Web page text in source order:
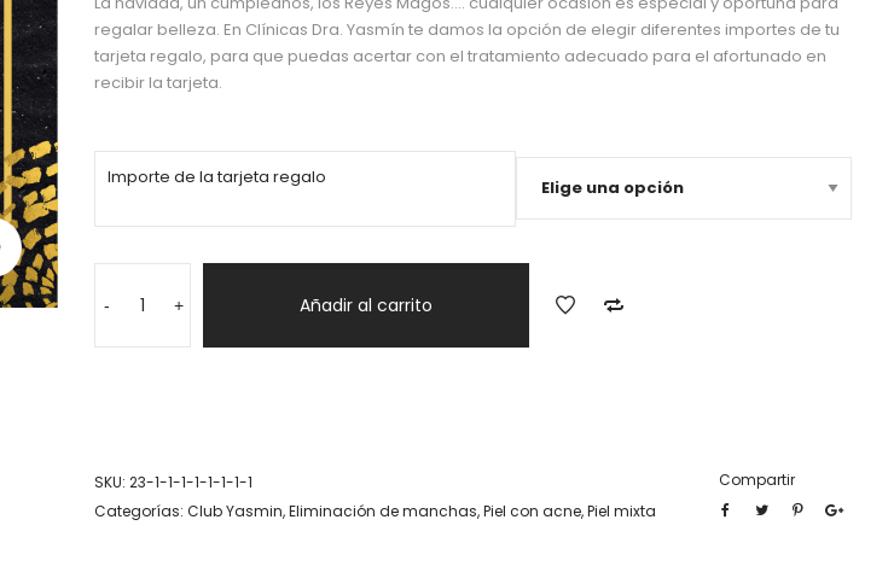
regalar belleza. En Clínicas Dra. Yasmín te damos la opción de elegir diferentes importes de tu
tarjeta regalo, para que puedas acertar con el tratamiento adecuado para el afortunado en
recibir la tarjeta.
Importe de la tarjeta regalo
-REGALO
+ Añadir al carrito
SKU: 23-1-1-1-1-1-1-1-1
Categorías: Club Yasmin,Eliminación de manchas,Piel con acne,Piel mixta
Compartir